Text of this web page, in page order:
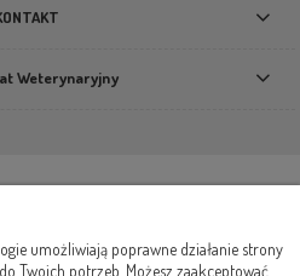
Weterynaryjny
umożliwiają poprawne działanie strony
Twoich potrzeb. Możesz zaakceptować